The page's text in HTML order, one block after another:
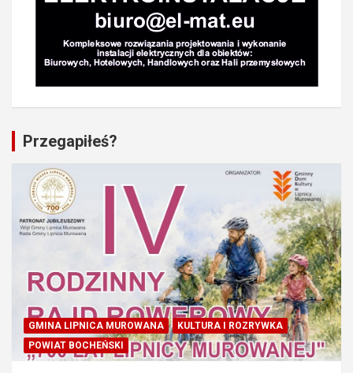
Przegapiłeś?
GMINA LIPNICA MUROWANA
KULTURA I ROZRYWKA
POWIAT BOCHEŃSKI